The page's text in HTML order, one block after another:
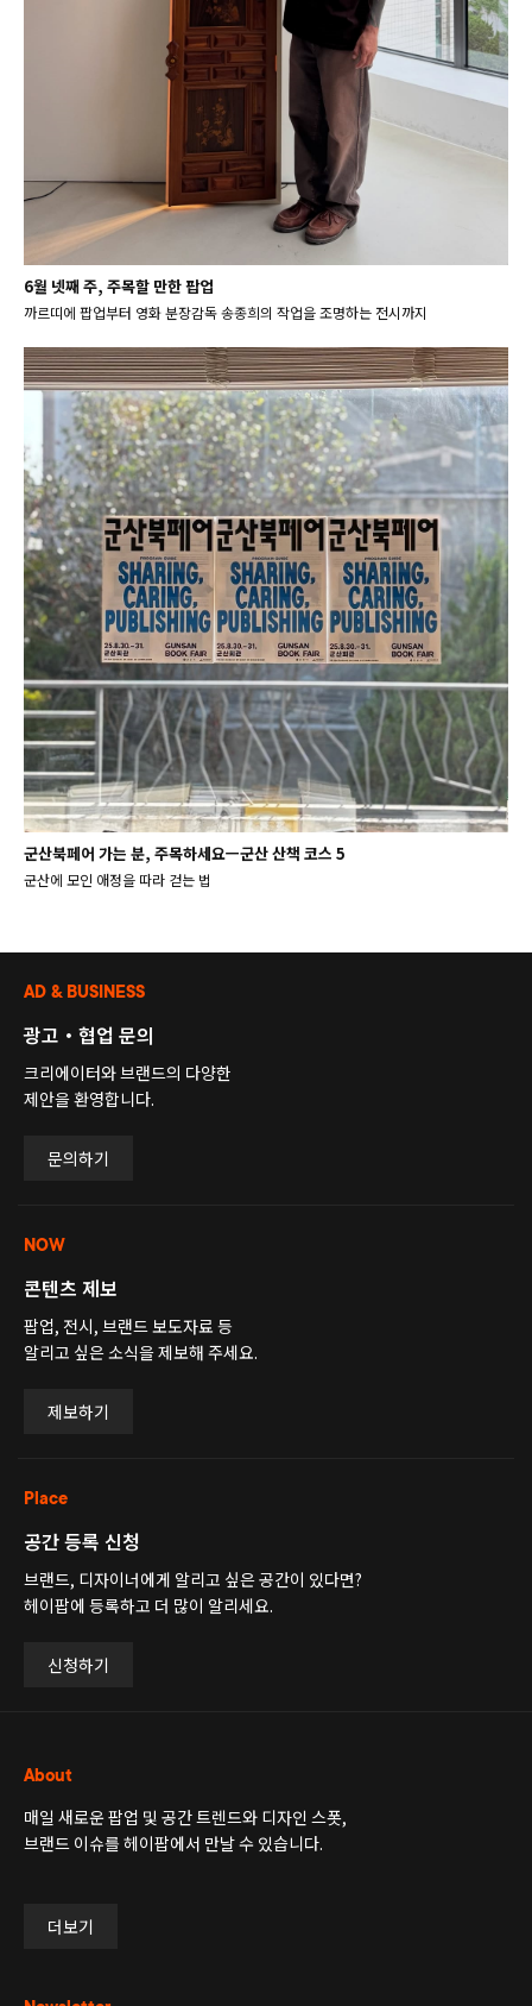
6월 넷째 주, 주목할 만한 팝업
까르띠에 팝업부터 영화 분장감독 송종희의 작업을 조명하는 전시까지
군산북페어 가는 분, 주목하세요ㅡ군산 산책 코스 5
군산에 모인 애정을 따라 걷는 법
AD & BUSINESS
광고・협업 문의
크리에이터와 브랜드의 다양한
제안을 환영합니다.
문의하기
NOW
콘텐츠 제보
팝업, 전시, 브랜드 보도자료 등
알리고 싶은 소식을 제보해 주세요.
제보하기
Place
공간 등록 신청
브랜드, 디자이너에게 알리고 싶은 공간이 있다면?
헤이팝에 등록하고 더 많이 알리세요.
신청하기
About
매일 새로운 팝업 및 공간 트렌드와 디자인 스폿,
브랜드 이슈를 헤이팝에서 만날 수 있습니다.
더보기